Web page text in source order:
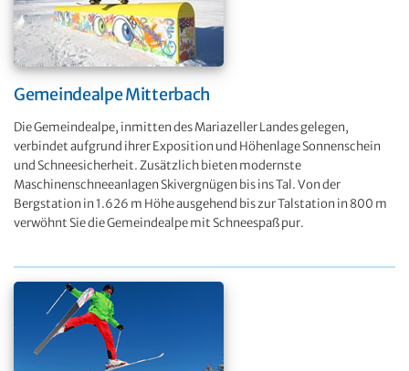
Gemeindealpe Mitterbach
Die Gemeindealpe, inmitten des Mariazeller Landes gelegen,
verbindet aufgrund ihrer Exposition und Höhenlage Sonnenschein
und Schneesicherheit. Zusätzlich bieten modernste
Maschinenschneeanlagen Skivergnügen bis ins Tal. Von der
Bergstation in 1.626 m Höhe ausgehend bis zur Talstation in 800 m
verwöhnt Sie die Gemeindealpe mit Schneespaß pur.